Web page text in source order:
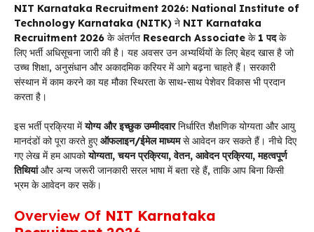
NIT Karnataka Recruitment 2026: National Institute of
Technology Karnataka (NITK) ने NIT Karnataka
Recruitment 2026 के अंतर्गत Research Associate के 1 पदके
लिए भर्ती अधिसूचना जारी की है। यह अवसर उन अभ्यर्थियों के लिए बेहद खास है जो
उच्च शिक्षा, अनुसंधान और अकादमिक करियर में आगे बढ़ना चाहते हैं। सरकारी
संस्थान में काम करने का यह मौका स्थिरता के साथ-साथ पेशेवर विकास भी प्रदान
करता है।
इस भर्ती प्रक्रिया मेंयोग्य और इच्छुक उम्मीदवारनिर्धारित शैक्षणिक योग्यता और आयु
मानदंडों को पूरा करते हुएऑफलाइन/ईमेल माध्यमसे आवेदन कर सकते हैं। नीचे दिए
गए लेख में हम आपकोयोग्यता, चयन प्रक्रिया, वेतन, आवेदन प्रक्रिया, महत्वपूर्ण
तिथियांऔर अन्य जरूरी जानकारी सरल भाषा में बता रहे हैं, ताकि आप बिना किसी
भ्रम के आवेदन कर सकें।
Overview Of NIT Karnataka